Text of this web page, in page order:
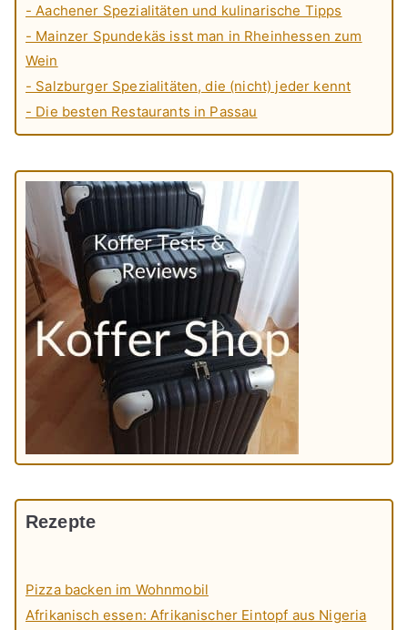
- Aachener Spezialitäten und kulinarische Tipps
- Mainzer Spundekäs isst man in Rheinhessen zum
Wein
- Salzburger Spezialitäten, die (nicht) jeder kennt
- Die besten Restaurants in Passau
Rezepte
Pizza backen im Wohnmobil
Afrikanisch essen: Afrikanischer Eintopf aus Nigeria